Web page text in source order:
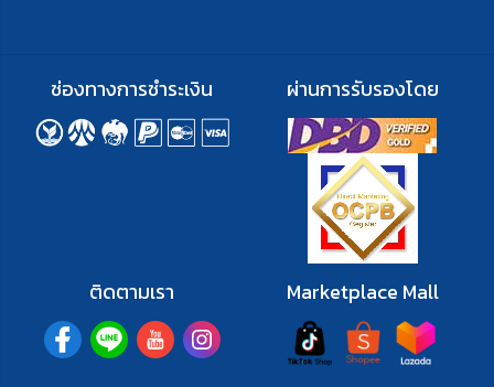
ติดตามเรา
ช่องทางการชำระเงิน ผ่านการรับรองโดย
Marketplace Mall